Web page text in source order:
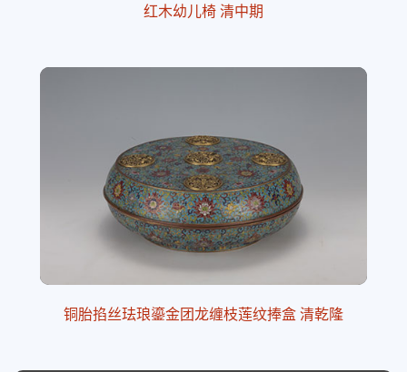
红木幼儿椅 清中期
铜胎掐丝珐琅鎏金团龙缠枝莲纹捧盒 清乾隆